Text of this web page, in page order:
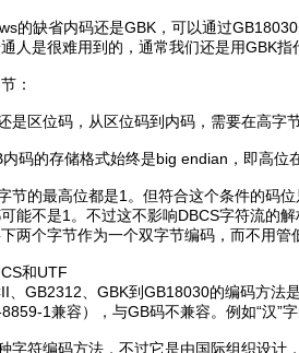
的缺省内码还是GBK，可以通过
人是很难用到的，通常我们还是用GBK指
：
是区位码，从区位码到内码，需要在高字
码的存储格式始终是big endian，即高位
节的最高位都是1。但符合这个条件的码
能不是1。不过这不影响DBCS字符流的
两个字节作为一个双字节编码，而不用管
和UTF
、GB2312、GBK到GB18030的编码方法
1兼容），与GB码不兼容。例如“汉”
字符编码方法，不过它是由国际组织设计